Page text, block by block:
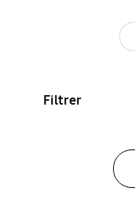
Filtrer